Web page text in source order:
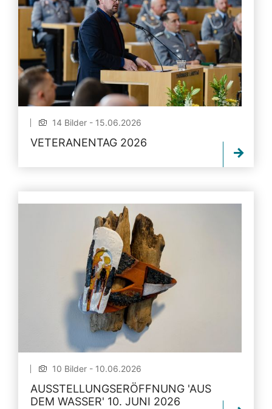
14 Bilder - 15.06.2026
VETERANENTAG 2026
10 Bilder - 10.06.2026
AUSSTELLUNGSERÖFFNUNG 'AUS
DEM WASSER' 10. JUNI 2026